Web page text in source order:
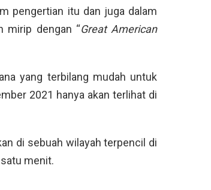
pengertian itu dan juga dalam
mirip dengan “Great American
yang terbilang mudah untuk
2021 hanya akan terlihat di
di sebuah wilayah terpencil di
menit.